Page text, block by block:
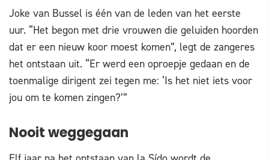
Joke van Bussel is één van de leden van het eerste
uur. “Het begon met drie vrouwen die geluiden hoorden
dat er een nieuw koor moest komen”, legt de zangeres
het ontstaan uit. “Er werd een oproepje gedaan en de
toenmalige dirigent zei tegen me: ‘Is het niet iets voor
jou om te komen zingen?’”
Nooit weggegaan